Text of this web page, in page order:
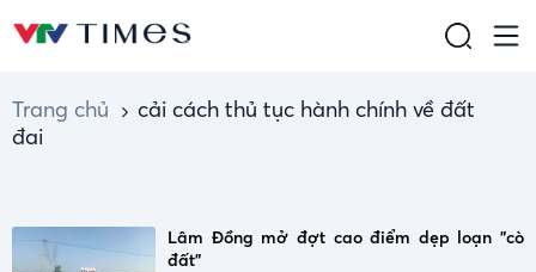
Trang chủ
cải cách thủ tục hành chính về đất
đai
Lâm Đồng mở đợt cao điểm dẹp loạn "cò
đất"